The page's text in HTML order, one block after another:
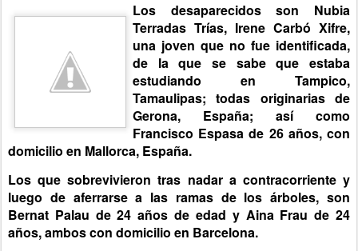
Los desaparecidos son Nubia
Terradas Trías, Irene Carbó Xifre,
una joven que no fue identificada,
de la que se sabe que estaba
estudiando en Tampico,
Tamaulipas; todas originarias de
Gerona, España; así como
Francisco Espasa de 26 años, con
domicilio en Mallorca, España.
Los que sobrevivieron tras nadar a contracorriente y
luego de aferrarse a las ramas de los árboles, son
Bernat Palau de 24 años de edad y Aina Frau de 24
años, ambos con domicilio en Barcelona.